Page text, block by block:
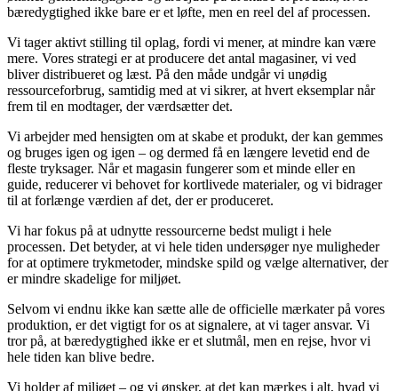
bæredygtighed ikke bare er et løfte, men en reel del af processen.
Vi tager aktivt stilling til oplag, fordi vi mener, at mindre kan være
mere. Vores strategi er at producere det antal magasiner, vi ved
bliver distribueret og læst. På den måde undgår vi unødig
ressourceforbrug, samtidig med at vi sikrer, at hvert eksemplar når
frem til en modtager, der værdsætter det.
Vi arbejder med hensigten om at skabe et produkt, der kan gemmes
og bruges igen og igen – og dermed få en længere levetid end de
fleste tryksager. Når et magasin fungerer som et minde eller en
guide, reducerer vi behovet for kortlivede materialer, og vi bidrager
til at forlænge værdien af det, der er produceret.
Vi har fokus på at udnytte ressourcerne bedst muligt i hele
processen. Det betyder, at vi hele tiden undersøger nye muligheder
for at optimere trykmetoder, mindske spild og vælge alternativer, der
er mindre skadelige for miljøet.
Selvom vi endnu ikke kan sætte alle de officielle mærkater på vores
produktion, er det vigtigt for os at signalere, at vi tager ansvar. Vi
tror på, at bæredygtighed ikke er et slutmål, men en rejse, hvor vi
hele tiden kan blive bedre.
Vi holder af miljøet – og vi ønsker, at det kan mærkes i alt, hvad vi